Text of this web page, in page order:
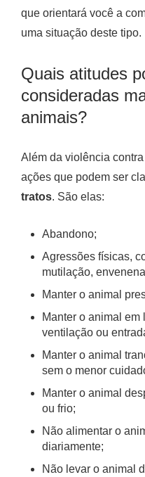
que orientará você a
uma situação deste tipo.
Quais atitudes
consideradas
animais?
Além da violência
ações que podem ser
tratos. São elas:
Abandono;
Agressões físicas,
mutilação,
Manter o animal
Manter o animal
ventilação ou
Manter o animal
sem o menor
Manter o animal
ou frio;
Não alimentar o
diariamente;
Não levar o animal